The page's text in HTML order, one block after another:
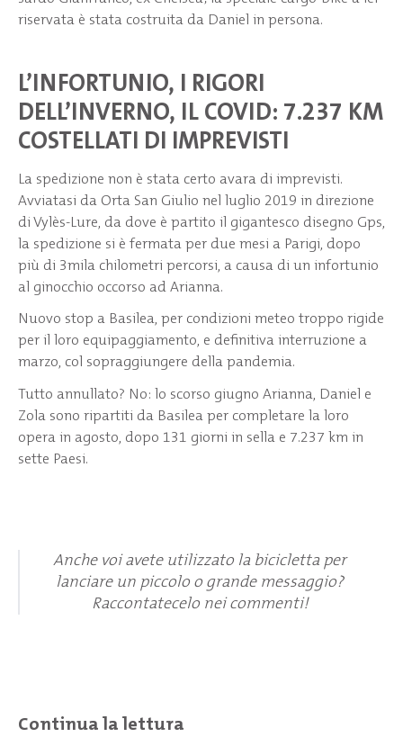
riservata è stata costruita da Daniel in persona.
L’INFORTUNIO, I RIGORI
DELL’INVERNO, IL COVID: 7.237 KM
COSTELLATI DI IMPREVISTI
La spedizione non è stata certo avara di imprevisti.
Avviatasi da Orta San Giulio nel luglio 2019 in direzione
di Vylès-Lure, da dove è partito il gigantesco disegno Gps,
la spedizione si è fermata per due mesi a Parigi, dopo
più di 3mila chilometri percorsi, a causa di un infortunio
al ginocchio occorso ad Arianna.
Nuovo stop a Basilea, per condizioni meteo troppo rigide
per il loro equipaggiamento, e definitiva interruzione a
marzo, col sopraggiungere della pandemia.
Tutto annullato? No: lo scorso giugno Arianna, Daniel e
Zola sono ripartiti da Basilea per completare la loro
opera in agosto, dopo 131 giorni in sella e 7.237 km in
sette Paesi.
Anche voi avete utilizzato la bicicletta per
lanciare un piccolo o grande messaggio?
Raccontatecelo nei commenti!
Continua la lettura